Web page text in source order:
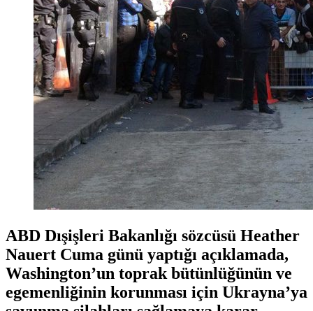
ABD Dışişleri Bakanlığı sözcüsü Heather
Nauert Cuma günü yaptığı açıklamada,
Washington’un toprak bütünlüğünün ve
egemenliğinin korunması için Ukrayna’ya